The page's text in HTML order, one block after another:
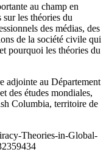
au champ en
les théories du
des médias, des
de la société civile qui
pourquoi les théories du
adjointe au Département
des études mondiales,
Columbia, territoire de
Theories-in-Global-